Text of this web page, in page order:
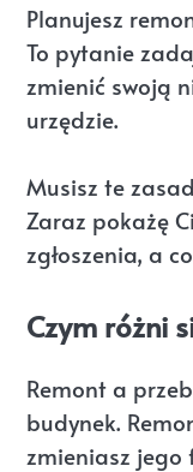
Planujesz
To pytanie
zmienić swoją
urzędzie.
Musisz te
Zaraz pokażę
zgłoszenia, a
Czym różni
Remont a
budynek.
zmieniasz jego